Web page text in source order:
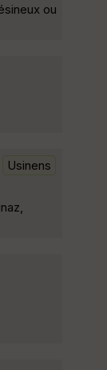
ou
Usinens